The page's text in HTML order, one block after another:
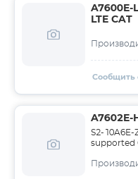
A7600E-
LTE CAT
Сообщить
A7602E-H
S2-10A6E-
supported